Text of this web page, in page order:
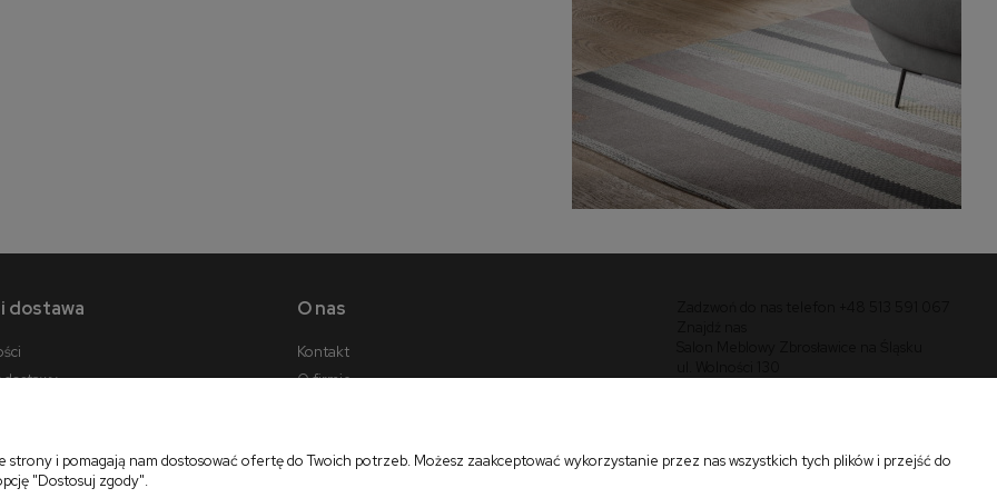
dostawa
dostawy
O nas
Kontakt
O firmie
i pomagają nam dostosować ofertę do Twoich potrzeb. Możesz zaakceptować wykorzystanie przez nas wszystkich tych plików i przejść do
"Dostosuj zgody".